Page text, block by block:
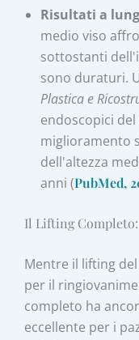
Risultati a
medio viso
sottostanti
sono duraturi.
Plastica e
endoscopici
miglioramento
dell'altezza
anni (PubMed,
Il Lifting Completo:
Mentre il lifting
per il
completo ha
eccellente per i